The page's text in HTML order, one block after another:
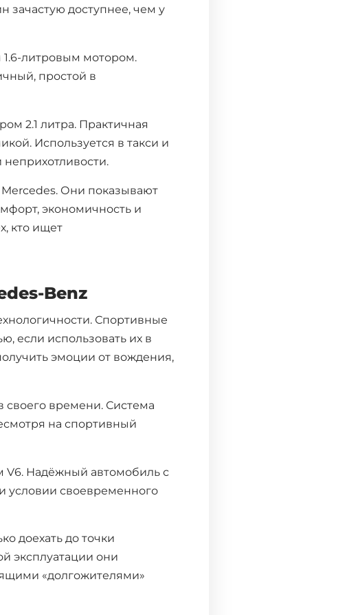
зачастую доступнее, чем у
литровым мотором.
простой в
2.1 литра. Практичная
Используется в такси и
неприхотливости.
Они показывают
экономичность и
кто ищет
Benz
Спортивные
если использовать их в
эмоции от вождения,
времени. Система
на спортивный
V6. Надёжный автомобиль с
условии своевременного
доехать до точки
эксплуатации они
«долгожителями»